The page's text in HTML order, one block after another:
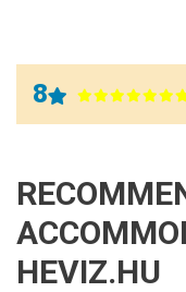
8
HEVIZ.HU